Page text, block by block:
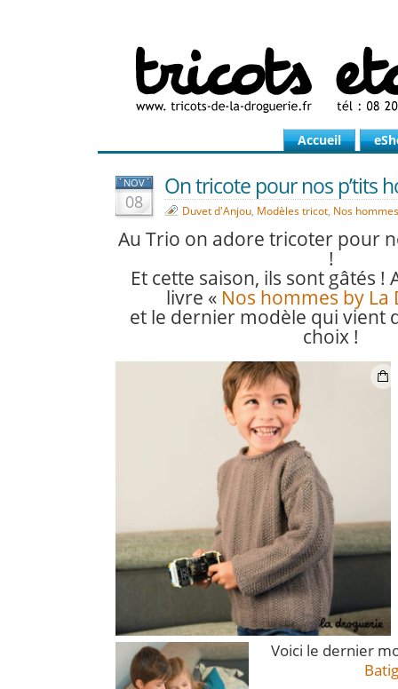
Accueil
NOV
08
On tricote pour nos p’tits
Duvet d'Anjou, Modèles tricot, Nos hommes
Au Trio on adore tricoter pour
!
Et cette saison, ils sont gâtés !
livre « Nos hommes by La
et le dernier modèle qui vient
choix !
Voici le dernier